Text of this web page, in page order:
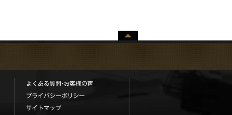
ペー
よくある質問•お客様の声
プライバシーポリシー
サイトマップ